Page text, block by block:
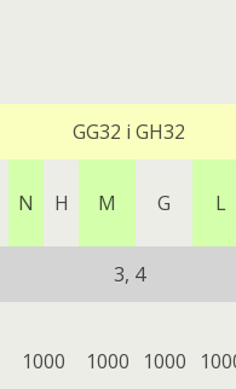
GG32 i GH32
N H M G L
3, 4
1000 1000 1000